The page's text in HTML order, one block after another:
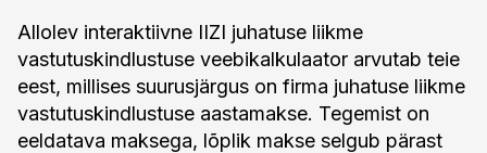
Allolev interaktiivne IIZI juhatuse liikme
vastutuskindlustuse veebikalkulaator arvutab teie
eest, millises suurusjärgus on firma juhatuse liikme
vastutuskindlustuse aastamakse. Tegemist on
eeldatava maksega, lõplik makse selgub pärast